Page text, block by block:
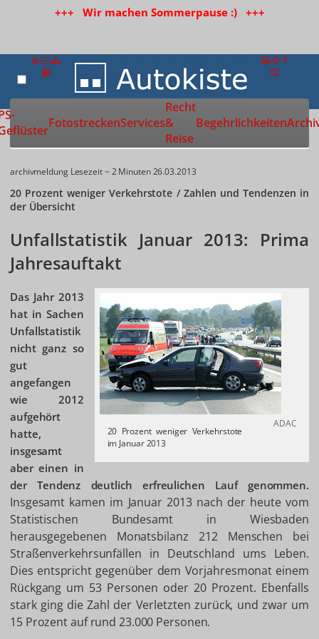
+++ Wir machen Sommerpause :) +++
Zur Startseite
FotostreckenServices
Recht
&
Reise
Begehrlichkeiten
archivmeldung Lesezeit ~ 2 Minuten26.03.2013
20 Prozent weniger Verkehrstote / Zahlen und Tendenzen in
der Übersicht
Unfallstatistik Januar 2013: Prima
Jahresauftakt
ADAC
20 Prozent weniger Verkehrstote
im Januar 2013
Das Jahr 2013
hat in Sachen
Unfallstatistik
nicht ganz so
gut
angefangen
wie 2012
aufgehört
hatte,
insgesamt
aber einen in
der Tendenz deutlich erfreulichen Lauf genommen.
Insgesamt kamen im Januar 2013 nach der heute vom
Statistischen Bundesamt in Wiesbaden
herausgegebenen Monatsbilanz 212 Menschen bei
Straßenverkehrsunfällen in Deutschland ums Leben.
Dies entspricht gegenüber dem Vorjahresmonat einem
Rückgang um 53 Personen oder 20 Prozent. Ebenfalls
stark ging die Zahl der Verletzten zurück, und zwar um
15 Prozent auf rund 23.000 Personen.